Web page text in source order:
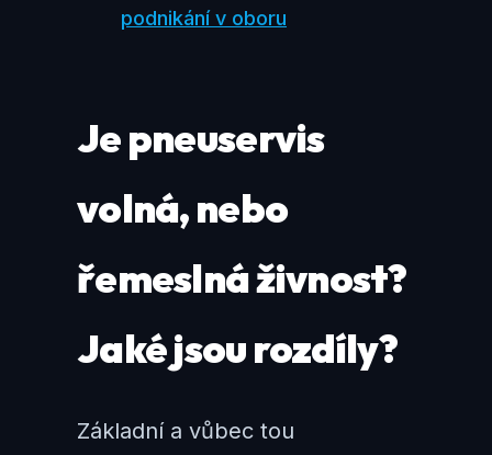
podnikání v oboru
Je pneuservis
volná, nebo
řemeslná živnost?
Jaké jsou rozdíly?
Základní a vůbec tou